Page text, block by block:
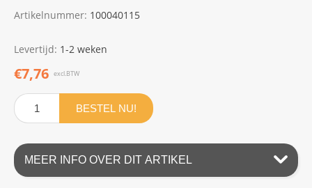
Artikelnummer: 100040115
Levertijd: 1-2 weken
€7,76 excl.BTW
BESTEL NU!
MEER INFO OVER DIT ARTIKEL